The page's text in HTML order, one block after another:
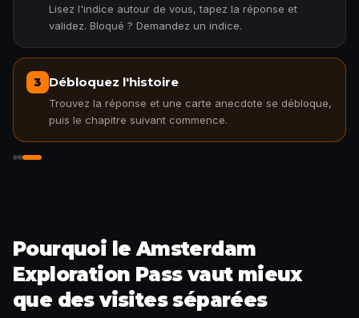
Lisez l'indice autour de vous, tapez la réponse et
validez. Bloqué ? Demandez un indice.
3 Débloquez l'histoire
Trouvez la réponse et une carte anecdote se débloque,
puis le chapitre suivant commence.
Pourquoi le Amsterdam
Exploration Pass vaut mieux
que des visites séparées